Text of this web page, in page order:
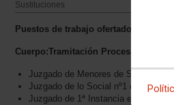
Sustituciones
Puestos de trabajo ofertados:
Cuerpo:Tramitación Procesal y
Juzgado de Menores de Santander
Juzgado de lo Social nº1 de
Juzgado de 1ª Instancia e